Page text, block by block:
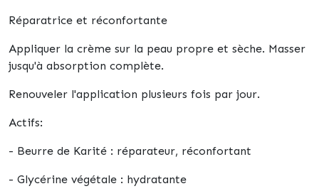
Réparatrice et réconfortante
Appliquer la crème sur la peau propre et sèche. Masser
jusqu'à absorption complète.
Renouveler l'application plusieurs fois par jour.
Actifs:
- Beurre de Karité : réparateur, réconfortant
- Glycérine végétale : hydratante